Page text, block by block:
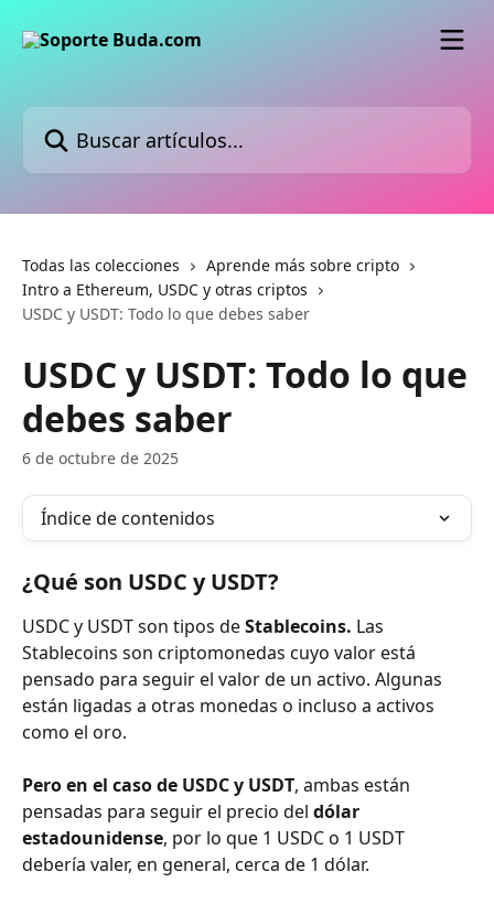
Buscar artículos...
Todas las colecciones
Aprende más sobre cripto
Intro a Ethereum, USDC y otras criptos
USDC y USDT: Todo lo que debes saber
USDC y USDT: Todo lo que
debes saber
6 de octubre de 2025
Índice de contenidos
¿Qué son USDC y USDT?
USDC y USDT son tipos de Stablecoins. Las
Stablecoins son criptomonedas cuyo valor está
pensado para seguir el valor de un activo. Algunas
están ligadas a otras monedas o incluso a activos
como el oro.
Pero en el caso de USDC y USDT, ambas están
pensadas para seguir el precio del dólar
estadounidense, por lo que 1 USDC o 1 USDT
debería valer, en general, cerca de 1 dólar.